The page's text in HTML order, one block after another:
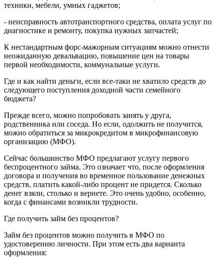
техники, мебели, умных гаджетов;
- неисправность автотранспортного средства, оплата услуг по
диагностике и ремонту, покупка нужных запчастей;
К нестандартным форс-мажорным ситуациям можно отнести
неожиданную девальвацию, повышение цен на товары
первой необходимости, коммунальные услуги.
Где и как найти деньги, если все-таки не хватило средств до
следующего поступления доходной части семейного
бюджета?
Прежде всего, можно попробовать занять у друга,
родственника или соседа. Но если, одолжить не получится,
можно обратиться за микрокредитом в микрофинансовую
организацию (МФО).
Сейчас большинство МФО предлагают услугу первого
беспроцентного займа. Это означает что, после оформления
договора и получения во временное пользование денежных
средств, платить какой-либо процент не придется. Сколько
денег взяли, столько и вернете. Это очень удобно, особенно,
когда с финансами возникли трудности.
Где получить займ без процентов?
Займ без процентов можно получить в МФО по
удостоверению личности. При этом есть два варианта
оформления: